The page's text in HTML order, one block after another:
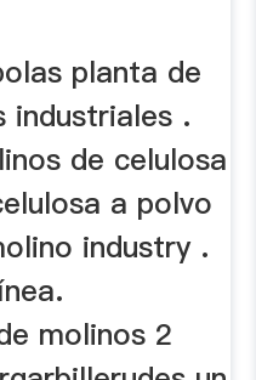
planta de
industriales .
de celulosa
a polvo
industry .
molinos 2